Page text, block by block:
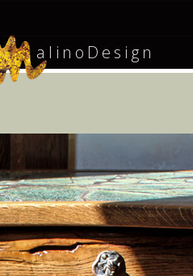
M
alinoDesign